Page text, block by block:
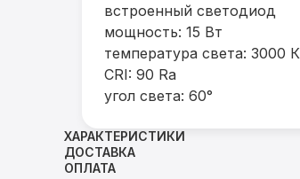
встроенный светодиод
мощность: 15 Вт
температура света: 3000 К
CRI: 90 Ra
угол света: 60°
ХАРАКТЕРИСТИКИ
ДОСТАВКА
ОПЛАТА